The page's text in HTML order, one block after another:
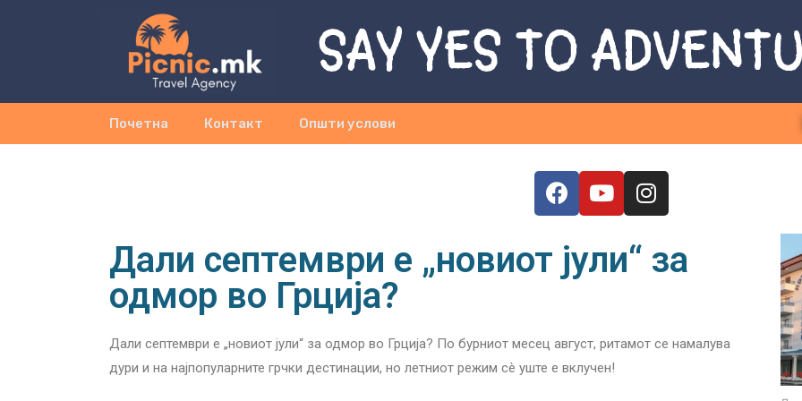
SAY YES TO
Почетна Контакт Општи услови
Дали септември е „новиот јули“ за
одмор во Грција?
Дали септември е „новиот јули“ за одмор во Грција? По бурниот месец август, ритамот се намалува
дури и на најпопуларните грчки дестинации, но летниот режим сè уште е вклучен!